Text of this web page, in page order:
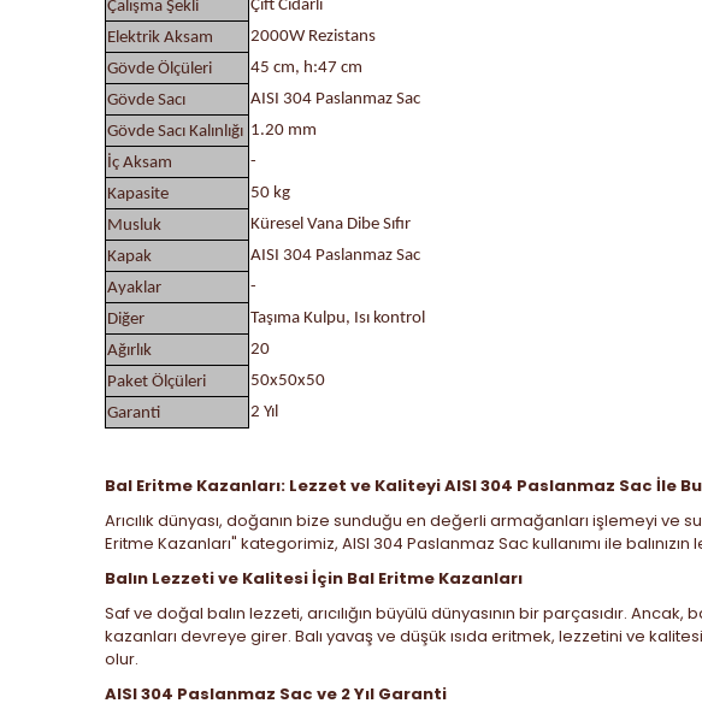
Çalışma Şekli
Çift Cidarlı
Elektrik Aksam
2000W Rezistans
Gövde Ölçüleri
45 cm, h:47 cm
Gövde Sacı
AISI 304 Paslanmaz Sac
Gövde Sacı Kalınlığı 1.20 mm
İç Aksam
-
Kapasite
50 kg
Musluk
Küresel Vana Dibe Sıfır
Kapak
AISI 304 Paslanmaz Sac
Ayaklar
-
Diğer
Taşıma Kulpu, Isı kontrol
Ağırlık
20
Paket Ölçüleri
50x50x50
Garanti
2 Yıl
Bal Eritme Kazanları: Lezzet ve Kaliteyi AISI 304 Paslanmaz Sac İle
Arıcılık dünyası, doğanın bize sunduğu en değerli armağanları işlemeyi
Eritme Kazanları" kategorimiz, AISI 304 Paslanmaz Sac kullanımı ile
Balın Lezzeti ve Kalitesi İçin Bal Eritme Kazanları
Saf ve doğal balın lezzeti, arıcılığın büyülü dünyasının bir parçasıdır.
kazanları devreye girer. Balı yavaş ve düşük ısıda eritmek, lezzetini ve
olur.
AISI 304 Paslanmaz Sac ve 2 Yıl Garanti